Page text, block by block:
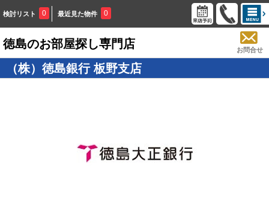
検討リスト 0 最近見た物件 0
徳島のお部屋探し専門店 お問合せ
（株）徳島銀行 板野支店